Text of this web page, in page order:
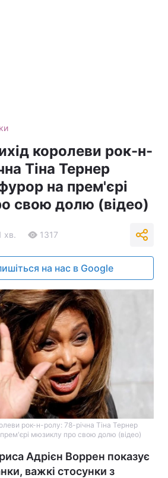
королеви рок-н-
Тіна Тернер
на прем'єрі
свою долю (відео)
хв. 1317
на нас в Google
рок-н-ролу: 78-річна Тіна Тернер
мюзиклу про свою долю (відео)
Адрієн Воррен показує
важкі стосунки з